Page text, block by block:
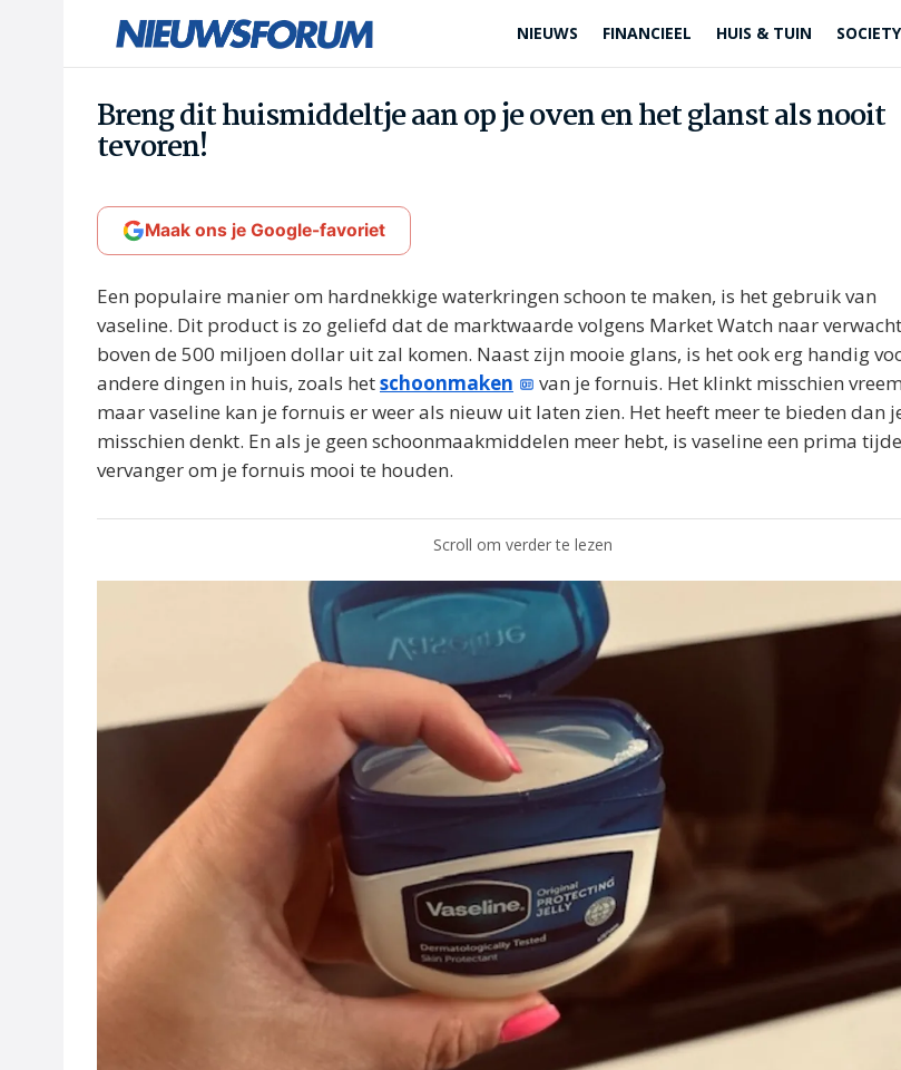
NIEUWS FINANCIEEL HUIS & TUIN SOCIETY
Breng dit huismiddeltje aan op je oven en het glanst als nooit
tevoren!
Maak ons je Google-favoriet
Een populaire manier om hardnekkige waterkringen schoon te maken, is het gebruik van
vaseline. Dit product is zo geliefd dat de marktwaarde volgens Market Watch naar
boven de 500 miljoen dollar uit zal komen. Naast zijn mooie glans, is het ook erg handig
andere dingen in huis, zoals hetschoonmaken
van je fornuis. Het klinkt misschien
maar vaseline kan je fornuis er weer als nieuw uit laten zien. Het heeft meer te bieden dan
misschien denkt. En als je geen schoonmaakmiddelen meer hebt, is vaseline een prima
vervanger om je fornuis mooi te houden.
Scroll om verder te lezen